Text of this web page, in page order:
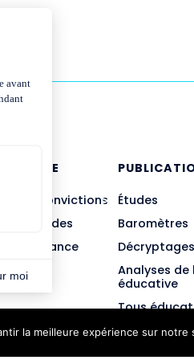
et convictions
méthodes
Études
Baromètres
Décryptages
Analyses
éducative
Tous
la meilleure expérience sur